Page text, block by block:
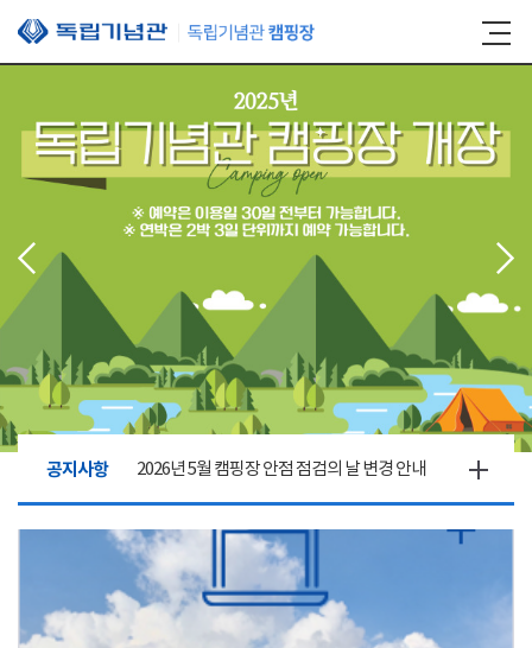
본문 바로가기
공지사항 2026년 5월 캠핑장 안점 점검의 날 변경 안내
캠핑장(9월1일~6일) 미운영 공지